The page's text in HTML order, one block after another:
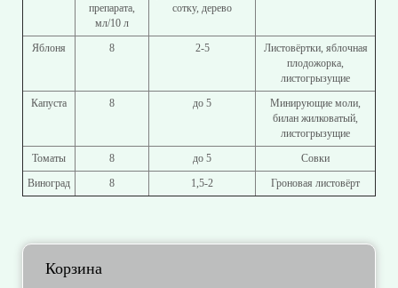
препарата,
мл/10 л
сотку, дерево
Яблоня 8 2-5
Листовёртки, яблочная
плодожорка,
листогрызущие
Капуста
8 до 5
Минирующие моли,
билан жилковатый,
листогрызущие
Томаты
8 до 5
Совки
Виноград
8 1,5-2 Гроновая листовёрт
Корзина